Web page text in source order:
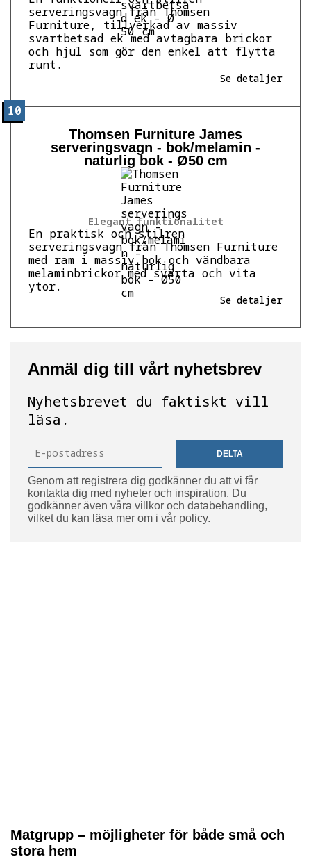
serveringsvagn från Thomsen
Furniture, tillverkad av massiv
svartbetsad ek med avtagbara brickor
och hjul som gör den enkel att flytta
runt.
Se detaljer
10
Elegant funktionalitet
Thomsen Furniture James
serveringsvagn - bok/melamin -
naturlig bok - Ø50 cm
En praktisk och stilren
serveringsvagn från Thomsen Furniture
med ram i massiv bok och vändbara
melaminbrickor med svarta och vita
ytor.
Se detaljer
Anmäl dig till vårt nyhetsbrev
Nyhetsbrevet du faktiskt vill
läsa.
DELTA
Genom att registrera dig godkänner du att vi får
kontakta dig med nyheter och inspiration. Du
godkänner även våra villkor och databehandling,
vilket du kan läsa mer om i vår policy.
Matgrupp – möjligheter för både små och
stora hem